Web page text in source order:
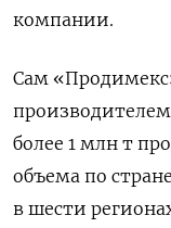
компании.
Сам
производителем
более 1 млн т
объема по
в шести